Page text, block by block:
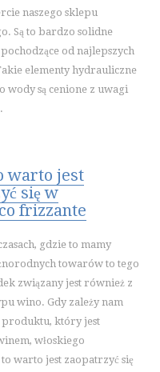
PRAWNE
naszego sklepu
Są to bardzo solidne
od najlepszych
elementy hydrauliczne
wody są cenione z uwagi
warto jest
się w
frizzante
gdzie to mamy
towarów to tego
związany jest również z
wino. Gdy zależy nam
produktu, który jest
włoskiego
warto jest zaopatrzyć się